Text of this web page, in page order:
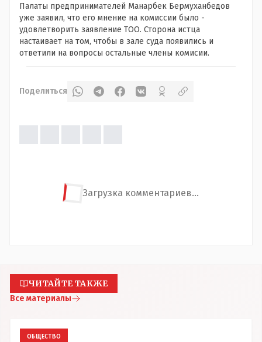
Палаты предпринимателей Манарбек Бермуханбедов
уже заявил, что его мнение на комиссии было -
удовлетворить заявление ТОО. Сторона истца
настаивает на том, чтобы в зале суда появились и
ответили на вопросы остальные члены комисии.
Поделиться
Загрузка комментариев...
ЧИТАЙТЕ ТАКЖЕ
Все материалы
ОБЩЕСТВО